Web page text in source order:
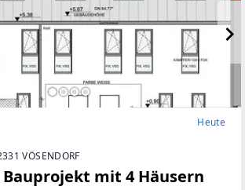
Heute
VÖSENDORF
mit 4 Häusern